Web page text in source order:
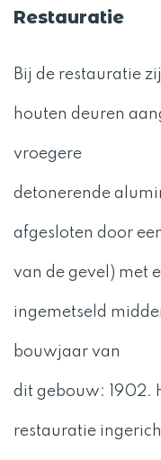
Restauratie
Bij de restauratie
houten deuren
vroegere
detonerende
afgesloten door
van de gevel) met
ingemetseld
bouwjaar van
dit gebouw: 1902.
restauratie